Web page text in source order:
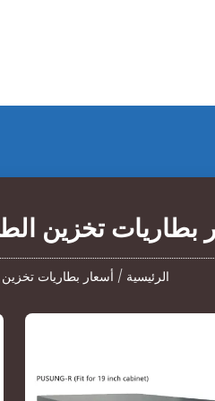
بطاريات تخزين
الرئيسية / أسعار بطاريات تخزين